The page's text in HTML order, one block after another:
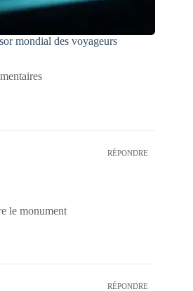
mondial des voyageurs
RÉPONDRE
le monument
RÉPONDRE